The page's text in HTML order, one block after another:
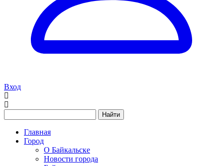
Вход
Найти
Главная
Город
О Байкальске
Новости города